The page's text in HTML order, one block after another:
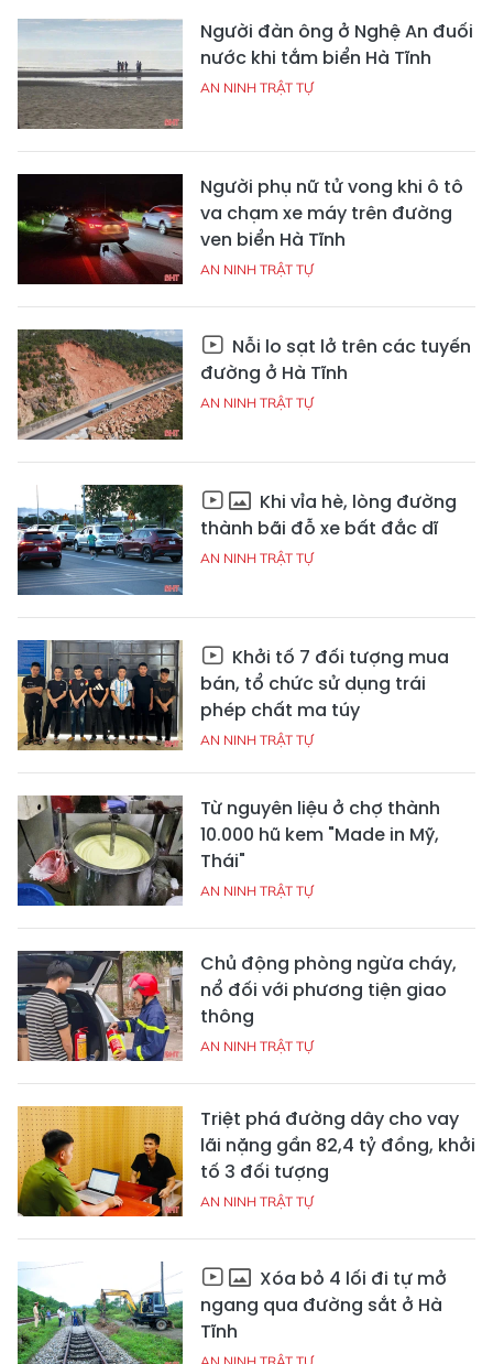
Người đàn ông ở Nghệ An đuối
nước khi tắm biển Hà Tĩnh
AN NINH TRẬT TỰ
Người phụ nữ tử vong khi ô tô
va chạm xe máy trên đường
ven biển Hà Tĩnh
AN NINH TRẬT TỰ
Nỗi lo sạt lở trên các tuyến
đường ở Hà Tĩnh
AN NINH TRẬT TỰ
Khi vỉa hè, lòng đường
thành bãi đỗ xe bất đắc dĩ
AN NINH TRẬT TỰ
Khởi tố 7 đối tượng mua
bán, tổ chức sử dụng trái
phép chất ma túy
AN NINH TRẬT TỰ
Từ nguyên liệu ở chợ thành
10.000 hũ kem "Made in Mỹ,
Thái"
AN NINH TRẬT TỰ
Chủ động phòng ngừa cháy,
nổ đối với phương tiện giao
thông
AN NINH TRẬT TỰ
Triệt phá đường dây cho vay
lãi nặng gần 82,4 tỷ đồng, khởi
tố 3 đối tượng
AN NINH TRẬT TỰ
Xóa bỏ 4 lối đi tự mở
ngang qua đường sắt ở Hà
Tĩnh